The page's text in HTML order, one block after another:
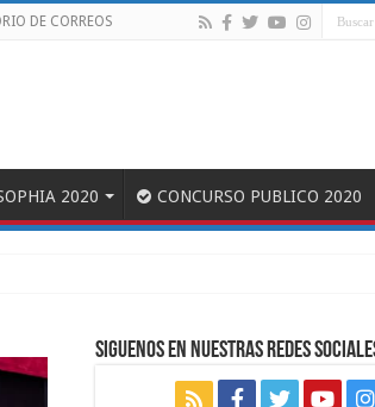
DE CORREOS
2020 CONCURSO PUBLICO 2020
SIGUENOS EN NUESTRAS REDES